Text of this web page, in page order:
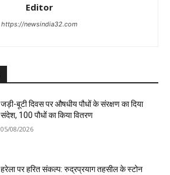
Editor
https://newsindia32.com
जड़ी-बूटी दिवस पर औषधीय पौधों के संरक्षण का दिया
संदेश, 100 पौधों का किया वितरण
05/08/2026
हरेला पर हरित संकल्प: रुद्रप्रयाग तहसील के स्टोन